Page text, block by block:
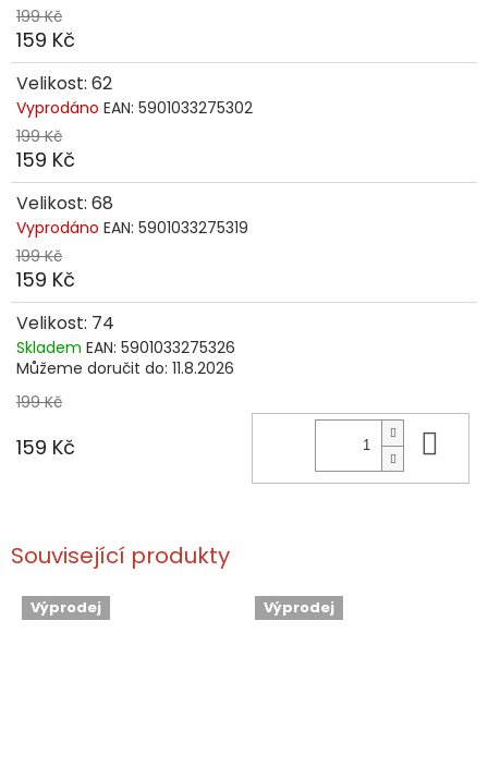
199 Kč
159 Kč
Velikost: 62
Vyprodáno EAN: 5901033275302
199 Kč
159 Kč
Velikost: 68
Vyprodáno EAN: 5901033275319
199 Kč
159 Kč
Velikost: 74
Skladem EAN: 5901033275326
Můžeme doručit do: 11.8.2026
199 Kč
159 Kč
Související produkty
Výprodej Výprodej